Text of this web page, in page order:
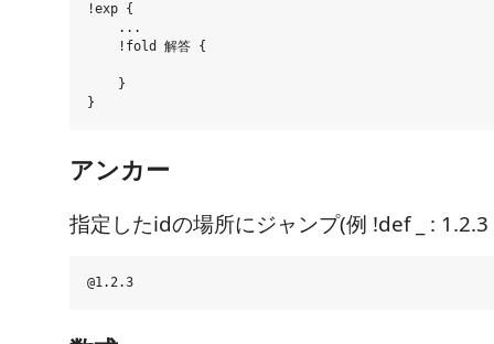
!exp {
    ...
    !fold 解答 {
    }
アンカー
指定したidの場所にジャンプ(例 !def _ :